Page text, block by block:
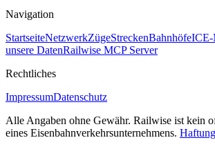
Navigation
StartseiteNetzwerkZügeStreckenBahnhöfeICE-
unsere DatenRailwise MCP Server
Rechtliches
ImpressumDatenschutz
Alle Angaben ohne Gewähr. Railwise ist kein
eines Eisenbahnverkehrsunternehmens.